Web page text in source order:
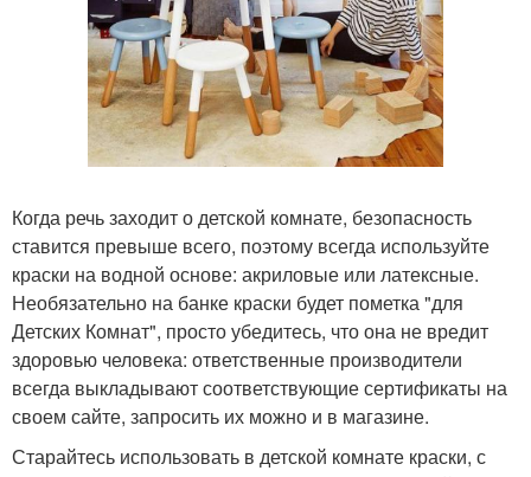
Когда речь заходит о детской комнате, безопасность
ставится превыше всего, поэтому всегда используйте
краски на водной основе: акриловые или латексные.
Необязательно на банке краски будет пометка "для
Детских Комнат", просто убедитесь, что она не вредит
здоровью человека: ответственные производители
всегда выкладывают соответствующие сертификаты на
своем сайте, запросить их можно и в магазине.
Старайтесь использовать в детской комнате краски, с